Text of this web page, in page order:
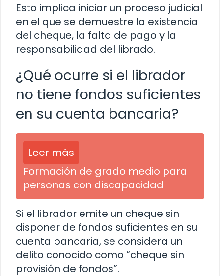
Esto implica iniciar un proceso judicial
en el que se demuestre la existencia
del cheque, la falta de pago y la
responsabilidad del librado.
¿Qué ocurre si el librador
no tiene fondos suficientes
en su cuenta bancaria?
Leer más
Formación de grado medio para
personas con discapacidad
Si el librador emite un cheque sin
disponer de fondos suficientes en su
cuenta bancaria, se considera un
delito conocido como “cheque sin
provisión de fondos”.